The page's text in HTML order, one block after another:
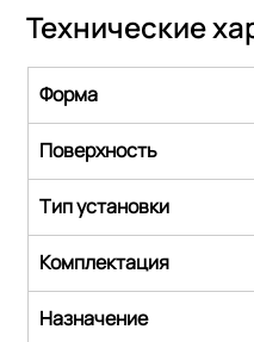
Технические
Форма
Поверхность
Тип установки
Комплектация
Назначение